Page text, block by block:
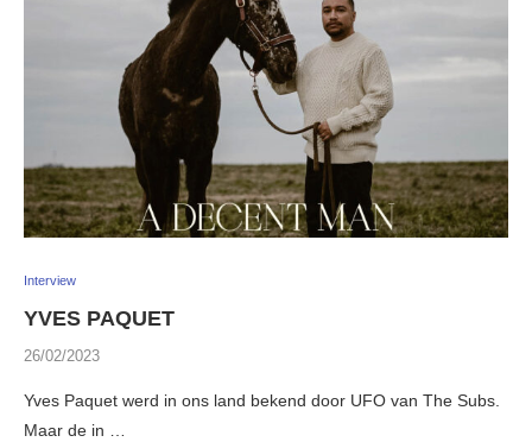
Interview
YVES PAQUET
26/02/2023
Yves Paquet werd in ons land bekend door UFO van The Subs.
Maar de in …